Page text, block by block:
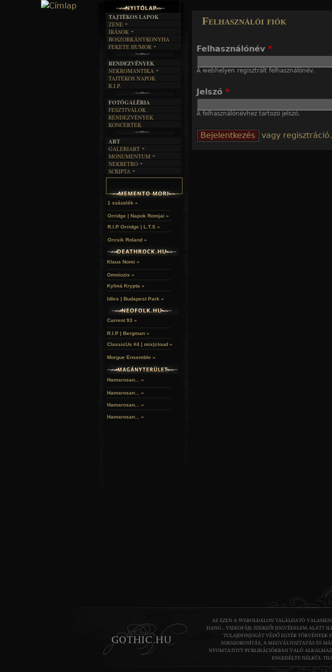
Felhasználói fiók
Felhasználónév *
A webhelyen regisztrált felhasználónév.
Jelszó *
A felhasználónévhez tartozó jelszó.
vagy regisztráció.
TAJTÉKOS LAPOK
ZENE
EGYÜTTESEK
INTERJÚK
FORDÍTÁSOK
DALSZÖVEGEK
ÍRÁSOK
IRODALOM
FILM
MŰVÉSZET
ÍRÁSTÖRTÉNET
BOSZORKÁNYKONYHA
FEKETE HUMOR
SZÖVEGES
RENDEZVÉNYEK
NEKROMANTIKA
AKTUÁLIS
A MÚLT
TAJTÉKOS NAPOK
R.I.P.
FOTÓGALÉRIA
FESZTIVÁLOK
RENDEZVÉNYEK
KONCERTEK
ART
GALERIART
ARTGALERI
KÉPREGÉNYEK
LAKÁSKULTS
MONUMENTUM
TEMETŐK
TEMPLOMOK
HELYEK
NEKRETRO
SZUBKULT
RELIKVIÁK
SCRIPTA
NOVELLÁK
HALÁLTÁNC
1 százalék »
Orridge | Napok Romjai »
R.I.P Orridge | L.T.S »
Orcsik Roland »
Klaus Nomi »
Omniozis »
Kylmä Krypta »
Idles | Budapest Park »
Current 93 »
R.I.P | Bergman »
ClassicUs #4 | mix|cloud »
Morgue Ensemble »
Hamarosan... »
Hamarosan... »
Hamarosan... »
Hamarosan... »